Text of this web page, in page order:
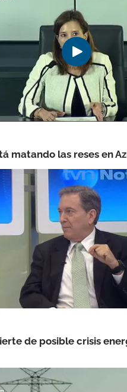
matando las reses en
de posible crisis